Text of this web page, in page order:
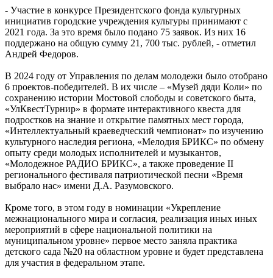
- Участие в конкурсе Президентского фонда культурных
инициатив городские учреждения культуры принимают с
2021 года. За это время было подано 75 заявок. Из них 16
поддержано на общую сумму 21, 700 тыс. рублей, - отметил
Андрей Федоров.
В 2024 году от Управления по делам молодежи было отобрано
6 проектов-победителей. В их числе – «Музей дяди Коли» по
сохранению истории Мостовой слободы и советского быта,
«УлКвестТурнир» в формате интерактивного квеста для
подростков на знание и открытие памятных мест города,
«Интеллектуальный краеведческий чемпионат» по изучению
культурного наследия региона, «Мелодия БРИКС» по обмену
опыту среди молодых исполнителей и музыкантов,
«Молодежное РАДИО БРИКС», а также проведение II
регионального фестиваля патриотической песни «Время
выбрало нас» имени Д.А. Разумовского.
Кроме того, в этом году в номинации «Укрепление
межнационального мира и согласия, реализация иных иных
мероприятий в сфере национальной политики на
муниципальном уровне» первое место заняла практика
детского сада №20 на областном уровне и будет представлена
для участия в федеральном этапе.